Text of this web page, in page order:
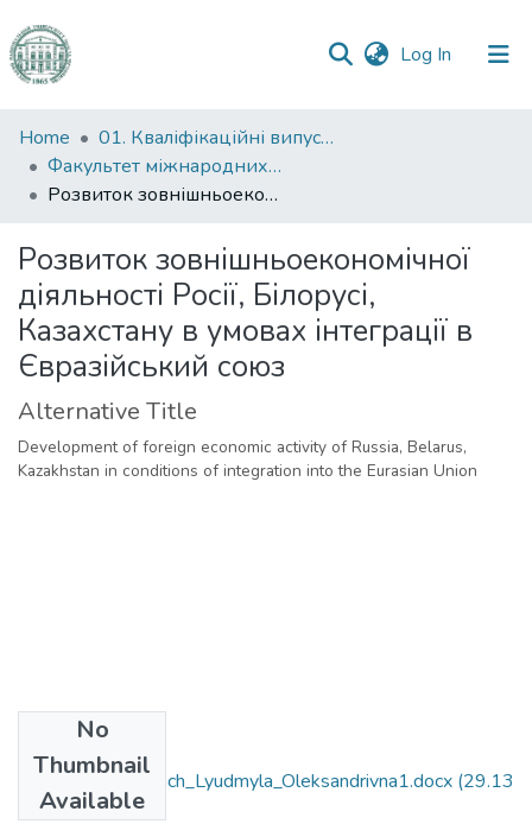
Log In (current)
Communities
&
Collections
Statistics
Home
01. Кваліфікаційні випускні роботи здобувачів вищої освіти
Факультет міжнародних відносин, політології та соціології
Розвиток зовнішньоекономічної діяльності Росії, Білорусі, Казахстану в умовах інтеграції в Євразійський союз
Розвиток зовнішньоекономічної
діяльності Росії, Білорусі,
Казахстану в умовах інтеграції в
Євразійський союз
Alternative Title
Development of foreign economic activity of Russia, Belarus,
Kazakhstan in conditions of integration into the Eurasian Union
No
Thumbnail
Available
6.030203_Redkach_Lyudmyla_Oleksandrivna1.docx (29.13
KB)